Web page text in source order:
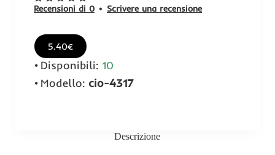
Recensioni di 0 • Scrivere una recensione
5.40€
Disponibili: 10
Modello: cio-4317
Descrizione